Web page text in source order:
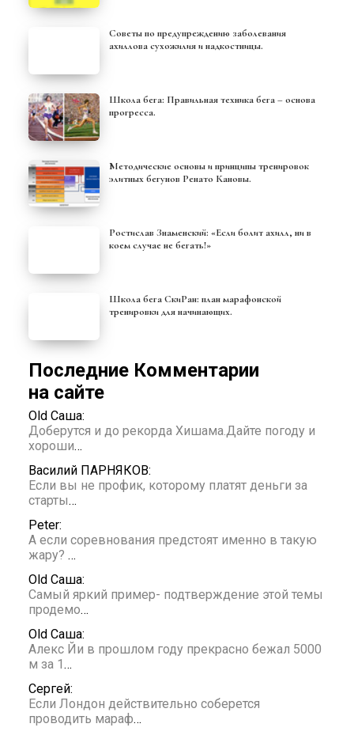
Советы по предупреждению заболевания
ахиллова сухожилия и надкостницы.
Школа бега: Правильная техника бега – основа
прогресса.
Методические основы и принципы тренировок
элитных бегунов Ренато Кановы.
Ростислав Знаменский: «Если болит ахилл, ни в
коем случае не бегать!»
Школа бега СкиРан: план марафонской
тренировки для начинающих.
Последние Комментарии
на сайте
Old Саша:
Доберутся и до рекорда Хишама.Дайте погоду и
хороши…
Василий ПАРНЯКОВ:
Если вы не профик, которому платят деньги за
старты…
Peter:
А если соревнования предстоят именно в такую
жару? …
Old Саша:
Самый яркий пример- подтверждение этой темы
продемо…
Old Саша:
Алекс Йи в прошлом году прекрасно бежал 5000
м за 1…
Сергей:
Если Лондон действительно соберется
проводить мараф…